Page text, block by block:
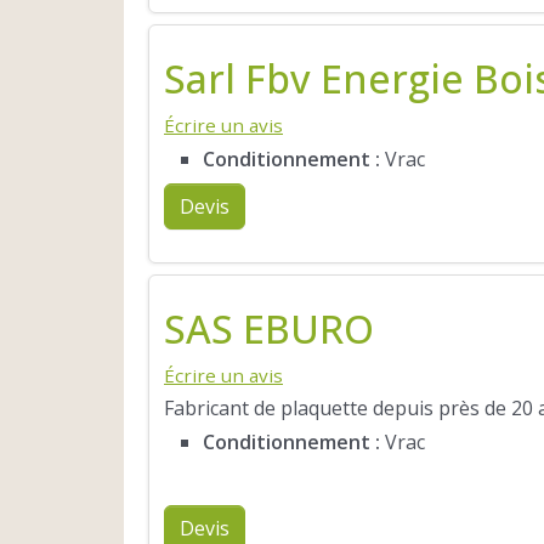
Sarl Fbv Energie
Écrire un avis
Conditionnement : Vrac
Devis
SAS EBURO
Écrire un avis
Fabricant de plaquette depuis près de 20
Conditionnement : Vrac
Devis